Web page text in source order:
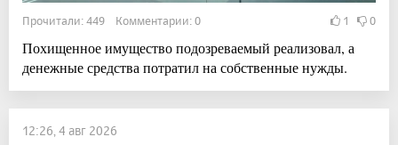
Прочитали: 449 Комментарии: 0 1 0
Похищенное имущество подозреваемый реализовал, а
денежные средства потратил на собственные нужды.
12:26, 4 авг 2026